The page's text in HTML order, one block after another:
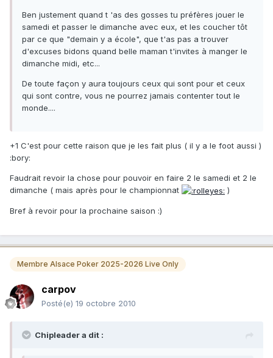
Ben justement quand t 'as des gosses tu préfères jouer le
samedi et passer le dimanche avec eux, et les coucher tôt
par ce que "demain y a école", que t'as pas a trouver
d'excuses bidons quand belle maman t'invites à manger le
dimanche midi, etc...
De toute façon y aura toujours ceux qui sont pour et ceux
qui sont contre, vous ne pourrez jamais contenter tout le
monde....
+1 C'est pour cette raison que je les fait plus ( il y a le foot aussi )
:bory:
Faudrait revoir la chose pour pouvoir en faire 2 le samedi et 2 le
dimanche ( mais après pour le championnat
)
Bref à revoir pour la prochaine saison :)
Membre Alsace Poker 2025-2026 Live Only
carpov
Posté(e) 19 octobre 2010
Chipleader a dit :